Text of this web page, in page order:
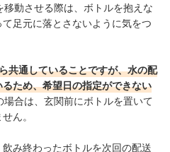
動させる際は、ボトルを抱えな
足元に落とさないように気をつ
共通していることですが、水の配
ため、希望日の指定ができない
場合は、玄関前にボトルを置いて
ん。
み終わったボトルを次回の配送